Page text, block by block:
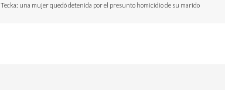
Tecka: una mujer quedó detenida por el presunto homicidio de su marido